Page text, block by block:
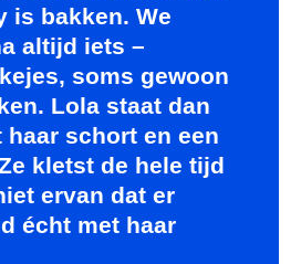
is bakken. We
altijd iets –
soms gewoon
Lola staat dan
haar schort en een
kletst de hele tijd
ervan dat er
écht met haar